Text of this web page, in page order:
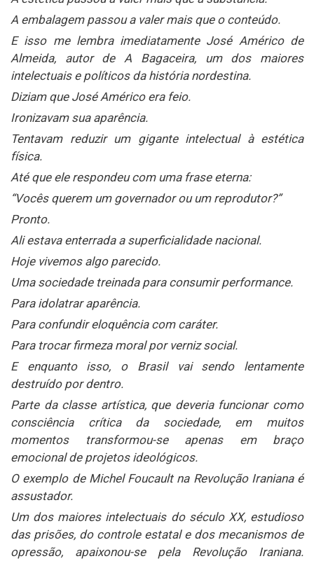
A embalagem passou a valer mais que o conteúdo.
E isso me lembra imediatamente José Américo de
Almeida, autor de A Bagaceira, um dos maiores
intelectuais e políticos da história nordestina.
Diziam que José Américo era feio.
Ironizavam sua aparência.
Tentavam reduzir um gigante intelectual à estética
física.
Até que ele respondeu com uma frase eterna:
“Vocês querem um governador ou um reprodutor?”
Pronto.
Ali estava enterrada a superficialidade nacional.
Hoje vivemos algo parecido.
Uma sociedade treinada para consumir performance.
Para idolatrar aparência.
Para confundir eloquência com caráter.
Para trocar firmeza moral por verniz social.
E enquanto isso, o Brasil vai sendo lentamente
destruído por dentro.
Parte da classe artística, que deveria funcionar como
consciência crítica da sociedade, em muitos
momentos transformou-se apenas em braço
emocional de projetos ideológicos.
O exemplo de Michel Foucault na Revolução Iraniana é
assustador.
Um dos maiores intelectuais do século XX, estudioso
das prisões, do controle estatal e dos mecanismos de
opressão, apaixonou-se pela Revolução Iraniana.